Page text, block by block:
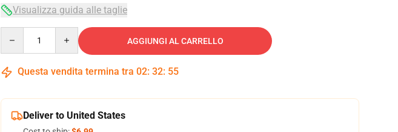
Visualizza guida alle taglie
AGGIUNGI AL CARRELLO
Questa vendita termina tra 02: 32: 54
Deliver to United States